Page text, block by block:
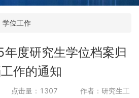
学位工作
度研究生学位档案归
作的通知
点击量： 1307 作者：研究生工